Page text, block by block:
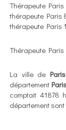
Thérapeute Paris
thérapeute Paris
thérapeute Paris
Thérapeute Paris
La ville de
département
comptait 41878
département